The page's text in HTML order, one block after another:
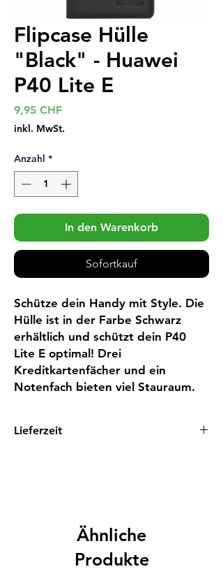
Flipcase Hülle
"Black" - Huawei
P40 Lite E
9,95 CHFPreis
inkl. MwSt.
Anzahl *
In den Warenkorb
Sofortkauf
Schütze dein Handy mit Style. Die
Hülle ist in der Farbe Schwarz
erhältlich und schützt dein P40
Lite E optimal! Drei
Kreditkartenfächer und ein
Notenfach bieten viel Stauraum.
Lieferzeit
Ähnliche
Produkte